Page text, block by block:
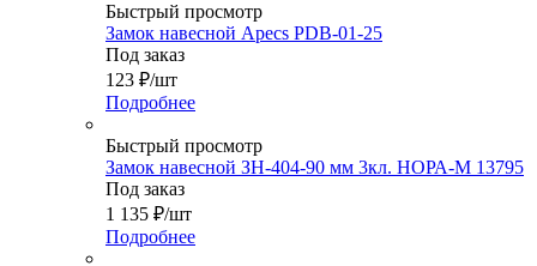
Быстрый просмотр
Замок навесной Apecs PDB-01-25
Под заказ
123 ₽/шт
Подробнее
Быстрый просмотр
Замок навесной ЗН-404-90 мм 3кл. НОРА-М 13795
Под заказ
1 135 ₽/шт
Подробнее